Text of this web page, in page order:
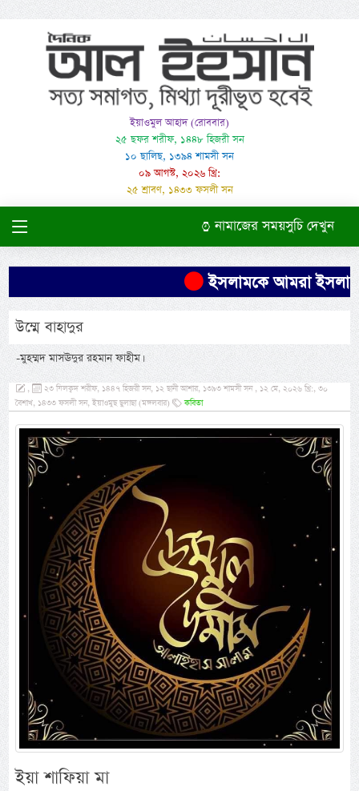
ইয়াওমুল আহাদ (রোববার)
২৫ ছফর শরীফ, ১৪৪৮ হিজরী সন
১০ ছালিছ, ১৩৯৪ শামসী সন
০৯ আগস্ট, ২০২৬ খ্রি:
২৫ শ্রাবণ, ১৪৩৩ ফসলী সন
নামাজের সময়সুচি দেখুন
ইসলামকে আমরা ইসলামের
উম্মে বাহাদুর
-মুহম্মদ মাসঊদুর রহমান ফাহীম।
,
২৩ যিলক্বদ শরীফ, ১৪৪৭ হিজরী সন, ১২ ছানী আশার, ১৩৯৩ শামসী সন , ১২ মে, ২০২৬ খ্রি:, ৩০
বৈশাখ, ১৪৩৩ ফসলী সন, ইয়াওমুছ ছুলাছা (মঙ্গলবার)
কবিতা
ইয়া শাফিয়া মা